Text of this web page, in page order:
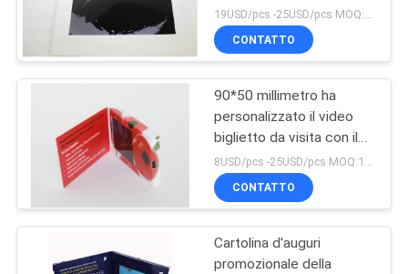
CONTATTICI
RICHIEDA
CITAZIONE
MAPPA
DEL
SITO
della società
CONTATTO
90*50 millimetro ha
personalizzato il video
biglietto da visita con il
commutatore magnetico,
logo dello stivale
8USD/pcs -25USD/pcs MOQ:1pcs
CONTATTO
Cartolina d'auguri
promozionale della